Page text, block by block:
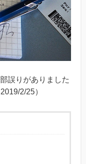
誤りがありました
2/25）